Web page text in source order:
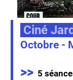
Ciné
Octobre -
>> 5